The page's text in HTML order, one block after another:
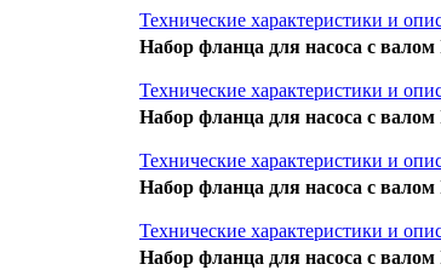
Технические характеристики и
Набор фланца для насоса с валом
Технические характеристики и
Набор фланца для насоса с валом
Технические характеристики и
Набор фланца для насоса с валом
Технические характеристики и
Набор фланца для насоса с валом